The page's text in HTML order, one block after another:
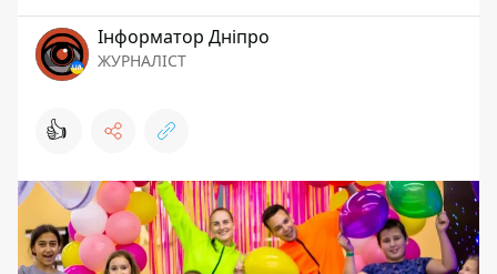
Інформатор Дніпро
ЖУРНАЛІСТ
👍